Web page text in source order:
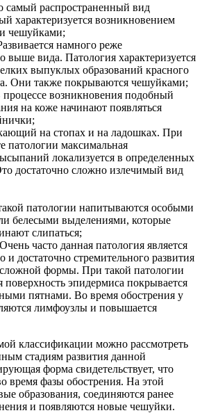
распространенный вид
характеризуется возникновением
чешуйками;
намного реже
выше вида. Патология характеризуется
выпуклых образований красного
Они также покрываются чешуйками;
возникновения подобный
на коже начинают появляться
на стопах и на ладошках. При
патологии максимальная
локализуется в определенных
достаточно сложно излечимый вид
патологии напитываются особыми
белесыми выделениями, которые
слипаться;
часто данная патология является
и достаточно стремительного развития
сложной формы. При такой патологии
поверхность эпидермиса покрывается
пятнами. Во время обострения у
лимфоузлы и повышается
классификации можно рассмотреть
стадиям развития данной
форма свидетельствует, что
время фазы обострения. На этой
образования, соединяются ранее
и появляются новые чешуйки.